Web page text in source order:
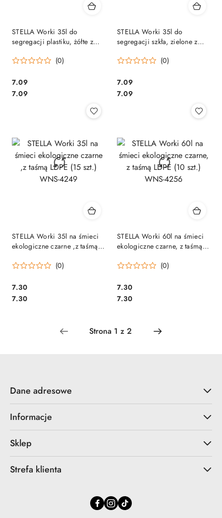
STELLA Worki 35l do
segregacji plastiku, żółte z
(0)
Cena:
7.09
Cena:
7.09
STELLA Worki 35l do
segregacji szkła, zielone z
(0)
Cena:
7.09
Cena:
7.09
STELLA Worki 35l na śmieci
ekologiczne czarne ,z taśmą
(0)
Cena:
7.30
Cena:
7.30
STELLA Worki 60l na śmieci
ekologiczne czarne, z taśmą
(0)
Cena:
7.30
Cena:
7.30
Dane adresowe
Informacje
Sklep
Strefa klienta